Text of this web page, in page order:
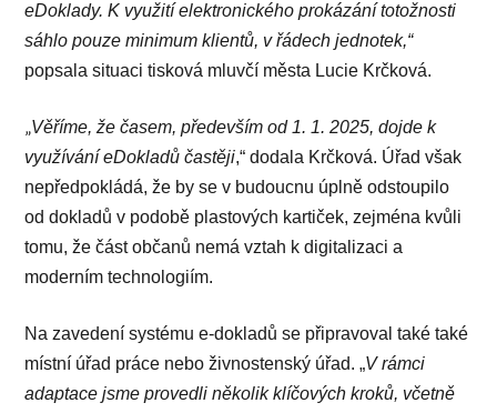
eDoklady. K využití elektronického prokázání totožnosti
sáhlo pouze minimum klientů, v řádech jednotek,“
popsala situaci tisková mluvčí města Lucie Krčková.
„Věříme, že časem, především od 1. 1. 2025, dojde k
využívání eDokladů častěji,“ dodala Krčková. Úřad však
nepředpokládá, že by se v budoucnu úplně odstoupilo
od dokladů v podobě plastových kartiček, zejména kvůli
tomu, že část občanů nemá vztah k digitalizaci a
moderním technologiím.
Na zavedení systému e-dokladů se připravoval také také
místní úřad práce nebo živnostenský úřad. „V rámci
adaptace jsme provedli několik klíčových kroků, včetně